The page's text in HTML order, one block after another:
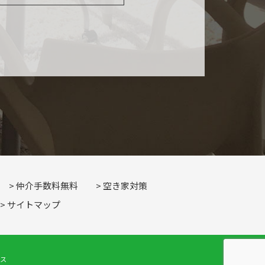
仲介手数料無料
空き家対策
サイトマップ